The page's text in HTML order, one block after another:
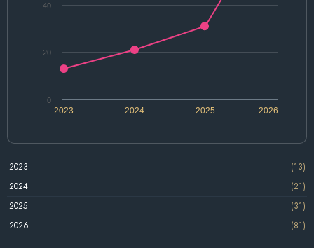
2024 2026
2023 2025
0
20
40
2023
(13)
2024
(21)
2025
(31)
2026
(81)